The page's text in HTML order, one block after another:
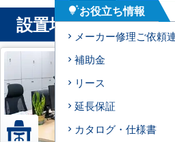
設置場所 から業務
tips_and_updatesお役立ち情報
メーカー修理ご依頼
補助金
リース
延長保証
カタログ・仕様書